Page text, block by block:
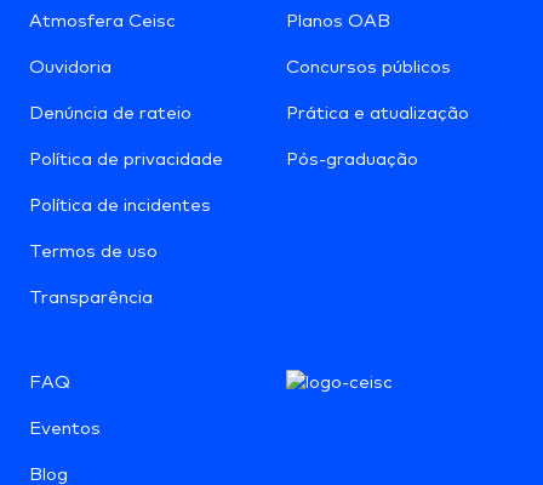
Atmosfera Ceisc
Ouvidoria
Denúncia de rateio
Política de privacidade
Política de incidentes
Termos de uso
Transparência
Planos OAB
Concursos públicos
Prática e atualização
Pós-graduação
FAQ
Eventos
Blog